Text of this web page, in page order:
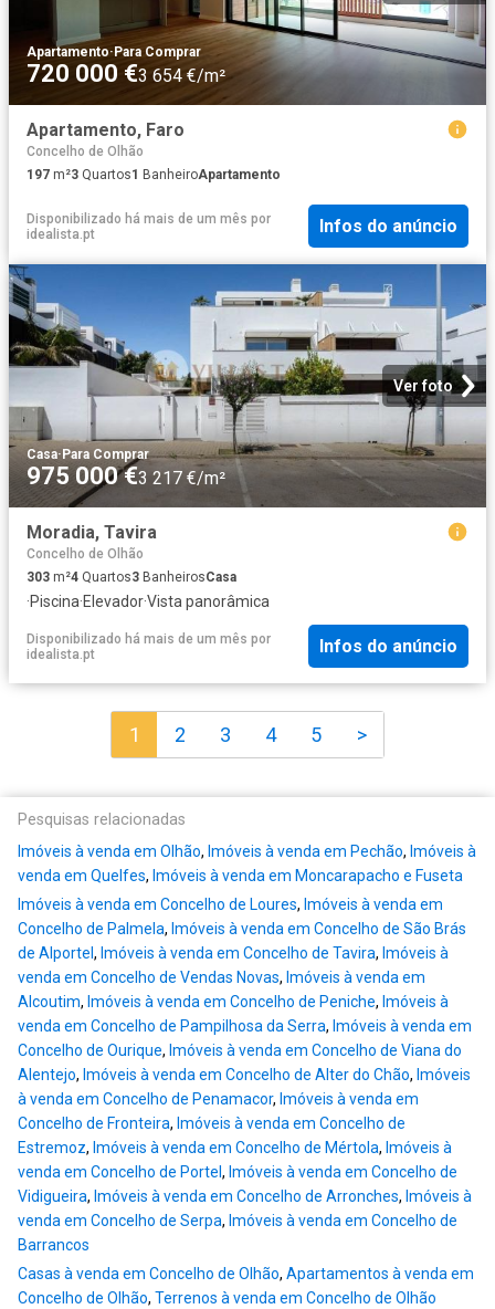
Apartamento· Para Comprar
720 000 €3 654 €/m²
Apartamento, Faro
Concelho de Olhão
197 m²3 Quartos1 BanheiroApartamento
Disponibilizado há mais de um mês por
idealista.pt
Infos do anúncio
Ver foto
Casa·Para Comprar
975 000 €3 217 €/m²
Moradia, Tavira
Concelho de Olhão
303 m²4 Quartos3 BanheirosCasa
·Piscina·Elevador·Vista panorâmica
Disponibilizado há mais de um mês por
idealista.pt
Infos do anúncio
1 2 3 4 5 >
Pesquisas relacionadas
Imóveis à venda em Olhão, Imóveis à venda em Pechão, Imóveis à
venda em Quelfes, Imóveis à venda em Moncarapacho e Fuseta
Imóveis à venda em Concelho de Loures, Imóveis à venda em
Concelho de Palmela, Imóveis à venda em Concelho de São Brás
de Alportel , Imóveis à venda em Concelho de Tavira, Imóveis à
venda em Concelho de Vendas Novas, Imóveis à venda em
Alcoutim, Imóveis à venda em Concelho de Peniche, Imóveis à
venda em Concelho de Pampilhosa da Serra, Imóveis à venda em
Concelho de Ourique, Imóveis à venda em Concelho de Viana do
Alentejo, Imóveis à venda em Concelho de Alter do Chão, Imóveis
à venda em Concelho de Penamacor, Imóveis à venda em
Concelho de Fronteira, Imóveis à venda em Concelho de
Estremoz, Imóveis à venda em Concelho de Mértola, Imóveis à
venda em Concelho de Portel , Imóveis à venda em Concelho de
Vidigueira, Imóveis à venda em Concelho de Arronches, Imóveis à
venda em Concelho de Serpa, Imóveis à venda em Concelho de
Barrancos
Casas à venda em Concelho de Olhão, Apartamentos à venda em
Concelho de Olhão, Terrenos à venda em Concelho de Olhão